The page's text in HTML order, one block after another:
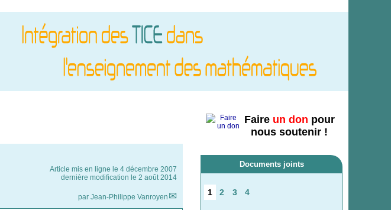
Article mis en ligne le 4 décembre 2007
dernière modification le 2 août 2014
par Jean-Philippe Vanroyen
Faire un don pour
nous soutenir !
Documents joints
1 2 3 4